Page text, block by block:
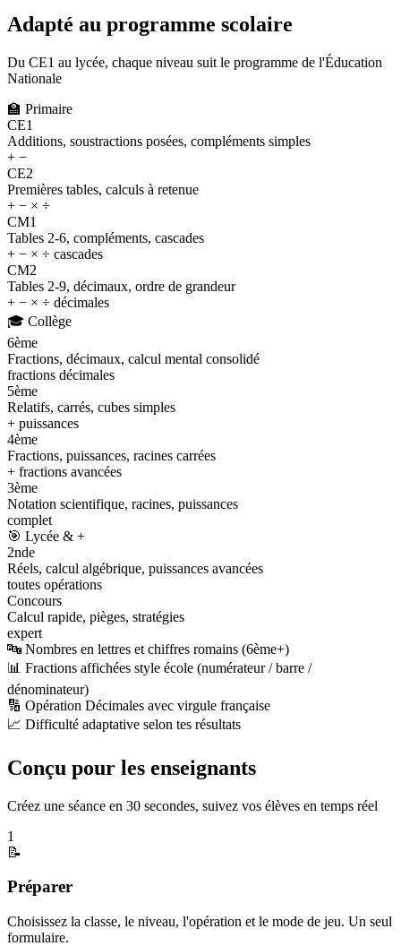
Adapté au programme scolaire
Du CE1 au lycée, chaque niveau suit le programme de l'Éducation
Nationale
🏫 Primaire
CE1
Additions, soustractions posées, compléments simples
+ −
CE2
Premières tables, calculs à retenue
+ − × ÷
CM1
Tables 2-6, compléments, cascades
+ − × ÷ cascades
CM2
Tables 2-9, décimaux, ordre de grandeur
+ − × ÷ décimales
🎓 Collège
6ème
Fractions, décimaux, calcul mental consolidé
fractions décimales
5ème
Relatifs, carrés, cubes simples
+ puissances
4ème
Fractions, puissances, racines carrées
+ fractions avancées
3ème
Notation scientifique, racines, puissances
complet
🎯 Lycée & +
2nde
Réels, calcul algébrique, puissances avancées
toutes opérations
Concours
Calcul rapide, pièges, stratégies
expert
🔤 Nombres en lettres et chiffres romains (6ème+)
📊 Fractions affichées style école (numérateur / barre /
dénominateur)
🔢 Opération Décimales avec virgule française
📈 Difficulté adaptative selon tes résultats
Conçu pour les enseignants
Créez une séance en 30 secondes, suivez vos élèves en temps réel
1
📝
Préparer
Choisissez la classe, le niveau, l'opération et le mode de jeu. Un seul
formulaire.